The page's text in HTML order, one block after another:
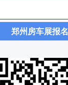
郑州房车展报名